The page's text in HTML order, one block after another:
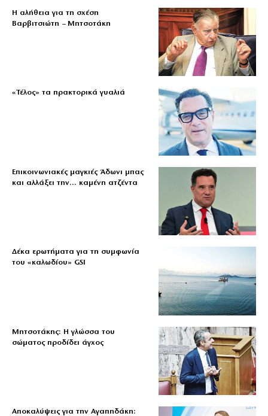
Η αλήθεια για τη σχέση
Βαρβιτσιώτη – Μητσοτάκη
«Τέλος» τα πρακτορικά γυαλιά
Επικοινωνιακές μαγκιές Άδωνι μπας
και αλλάξει την… καμένη ατζέντα
Δέκα ερωτήματα για τη συμφωνία
του «καλωδίου» GSI
Μητσοτάκης: Η γλώσσα του
σώματος προδίδει άγχος
Αποκαλύψεις για την Αγαπηδάκη: